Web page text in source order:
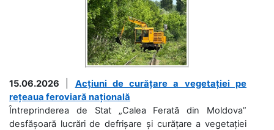
15.06.2026
Acțiuni de curățare a vegetației pe
rețeaua feroviară națională
Întreprinderea de Stat „Calea Ferată din Moldova”
desfășoară lucrări de defrișare și curățare a vegetației